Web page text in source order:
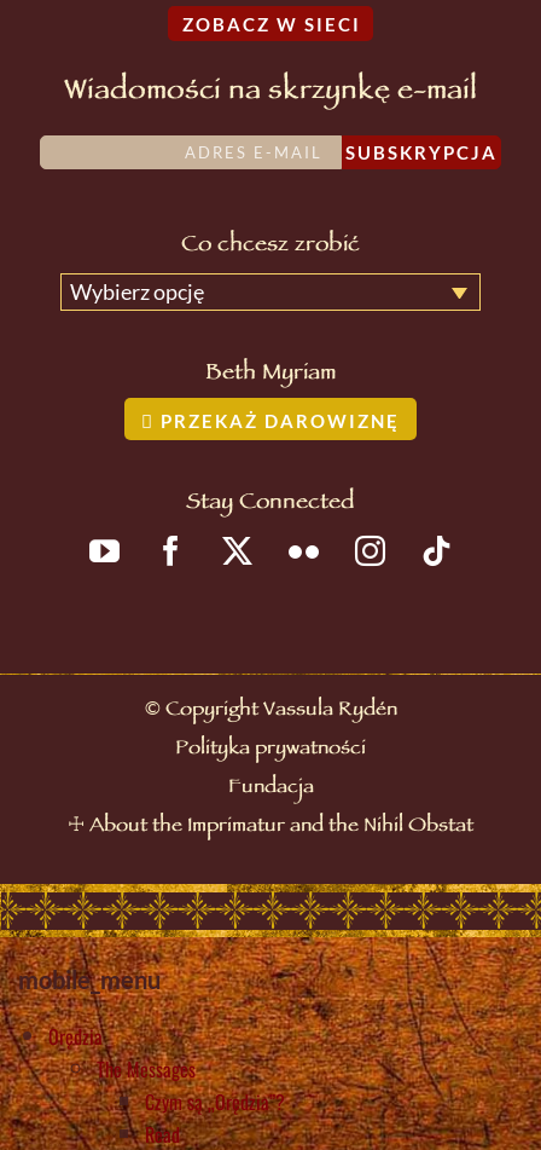
ZOBACZ W SIECI
Wiadomości na skrzynkę e-mail
SUBSKRYPCJA
Co chcesz zrobić
Wybierz opcję
Beth Myriam
PRZEKAŻ DAROWIZNĘ
Stay Connected
©Copyright Vassula Rydén
Polityka prywatności
Fundacja
☩ About the Imprimatur and the Nihil Obstat
mobile_menu
Orędzia
The Messages
Czym są „Orędzia”?
Read